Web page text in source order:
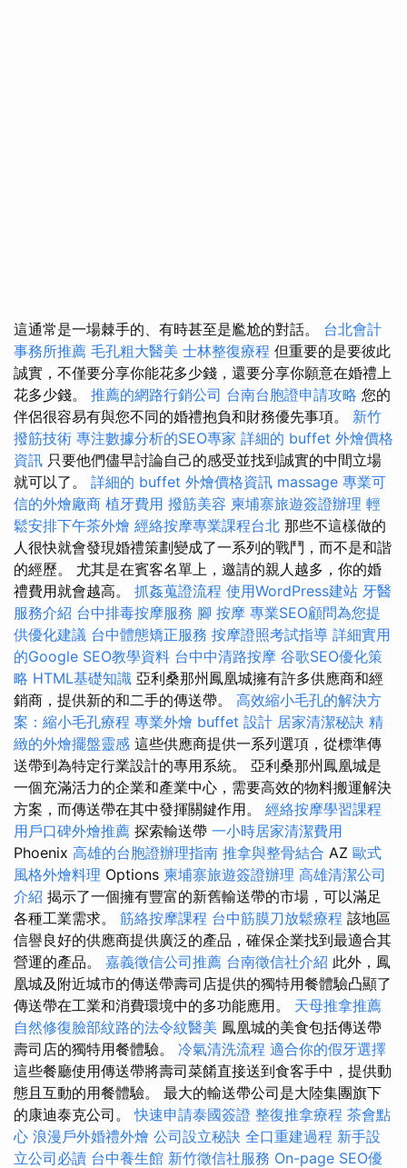
這通常是一場棘手的、有時甚至是尷尬的對話。 台北會計
事務所推薦 毛孔粗大醫美 士林整復療程 但重要的是要彼此
誠實，不僅要分享你能花多少錢，還要分享你願意在婚禮上
花多少錢。 推薦的網路行銷公司 台南台胞證申請攻略 您的
伴侶很容易有與您不同的婚禮抱負和財務優先事項。 新竹
撥筋技術 專注數據分析的SEO專家 詳細的 buffet 外燴價格
資訊 只要他們儘早討論自己的感受並找到誠實的中間立場
就可以了。 詳細的 buffet 外燴價格資訊 massage 專業可
信的外燴廠商 植牙費用 撥筋美容 柬埔寨旅遊簽證辦理 輕
鬆安排下午茶外燴 經絡按摩專業課程台北 那些不這樣做的
人很快就會發現婚禮策劃變成了一系列的戰鬥，而不是和諧
的經歷。 尤其是在賓客名單上，邀請的親人越多，你的婚
禮費用就會越高。 抓姦蒐證流程 使用WordPress建站 牙醫
服務介紹 台中排毒按摩服務 腳 按摩 專業SEO顧問為您提
供優化建議 台中體態矯正服務 按摩證照考試指導 詳細實用
的Google SEO教學資料 台中中清路按摩 谷歌SEO優化策
略 HTML基礎知識 亞利桑那州鳳凰城擁有許多供應商和經
銷商，提供新的和二手的傳送帶。 高效縮小毛孔的解決方
案：縮小毛孔療程 專業外燴 buffet 設計 居家清潔秘訣 精
緻的外燴擺盤靈感 這些供應商提供一系列選項，從標準傳
送帶到為特定行業設計的專用系統。 亞利桑那州鳳凰城是
一個充滿活力的企業和產業中心，需要高效的物料搬運解決
方案，而傳送帶在其中發揮關鍵作用。 經絡按摩學習課程
用戶口碑外燴推薦 探索輸送帶 一小時居家清潔費用
Phoenix 高雄的台胞證辦理指南 推拿與整骨結合 AZ 歐式
風格外燴料理 Options 柬埔寨旅遊簽證辦理 高雄清潔公司
介紹 揭示了一個擁有豐富的新舊輸送帶的市場，可以滿足
各種工業需求。 筋絡按摩課程 台中筋膜刀放鬆療程 該地區
信譽良好的供應商提供廣泛的產品，確保企業找到最適合其
營運的產品。 嘉義徵信公司推薦 台南徵信社介紹 此外，鳳
凰城及附近城市的傳送帶壽司店提供的獨特用餐體驗凸顯了
傳送帶在工業和消費環境中的多功能應用。 天母推拿推薦
自然修復臉部紋路的法令紋醫美 鳳凰城的美食包括傳送帶
壽司店的獨特用餐體驗。 冷氣清洗流程 適合你的假牙選擇
這些餐廳使用傳送帶將壽司菜餚直接送到食客手中，提供動
態且互動的用餐體驗。 最大的輸送帶公司是大陸集團旗下
的康迪泰克公司。快速申請泰國簽證 整復推拿療程 茶會點
心 浪漫戶外婚禮外燴 公司設立秘訣 全口重建過程 新手設
立公司必讀 台中養生館 新竹徵信社服務 On-page SEO優